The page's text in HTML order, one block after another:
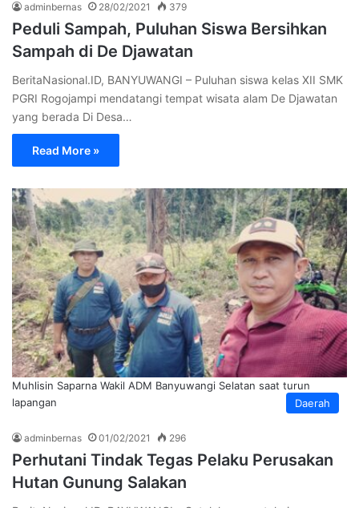
adminbernas 28/02/2021 379
Peduli Sampah, Puluhan Siswa Bersihkan
Sampah di De Djawatan
BeritaNasional.ID, BANYUWANGI – Puluhan siswa kelas XII SMK
PGRI Rogojampi mendatangi tempat wisata alam De Djawatan
yang berada Di Desa…
Read More »
Daerah
Muhlisin Saparna Wakil ADM Banyuwangi Selatan saat turun
lapangan
adminbernas 01/02/2021 296
Perhutani Tindak Tegas Pelaku Perusakan
Hutan Gunung Salakan